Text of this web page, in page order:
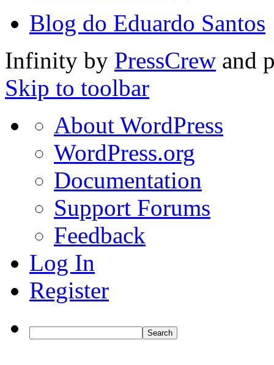
Blog do Eduardo Santos
Infinity by PressCrew and
Skip to toolbar
WordPressAbout WordPress
WordPress.org
Documentation
Support Forums
Feedback
Log In
Register
Search